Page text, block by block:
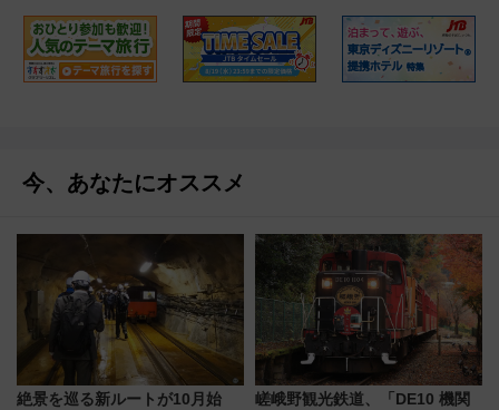
今、あなたにオススメ
絶景を巡る新ルートが10月始
嵯峨野観光鉄道、「DE10 機関